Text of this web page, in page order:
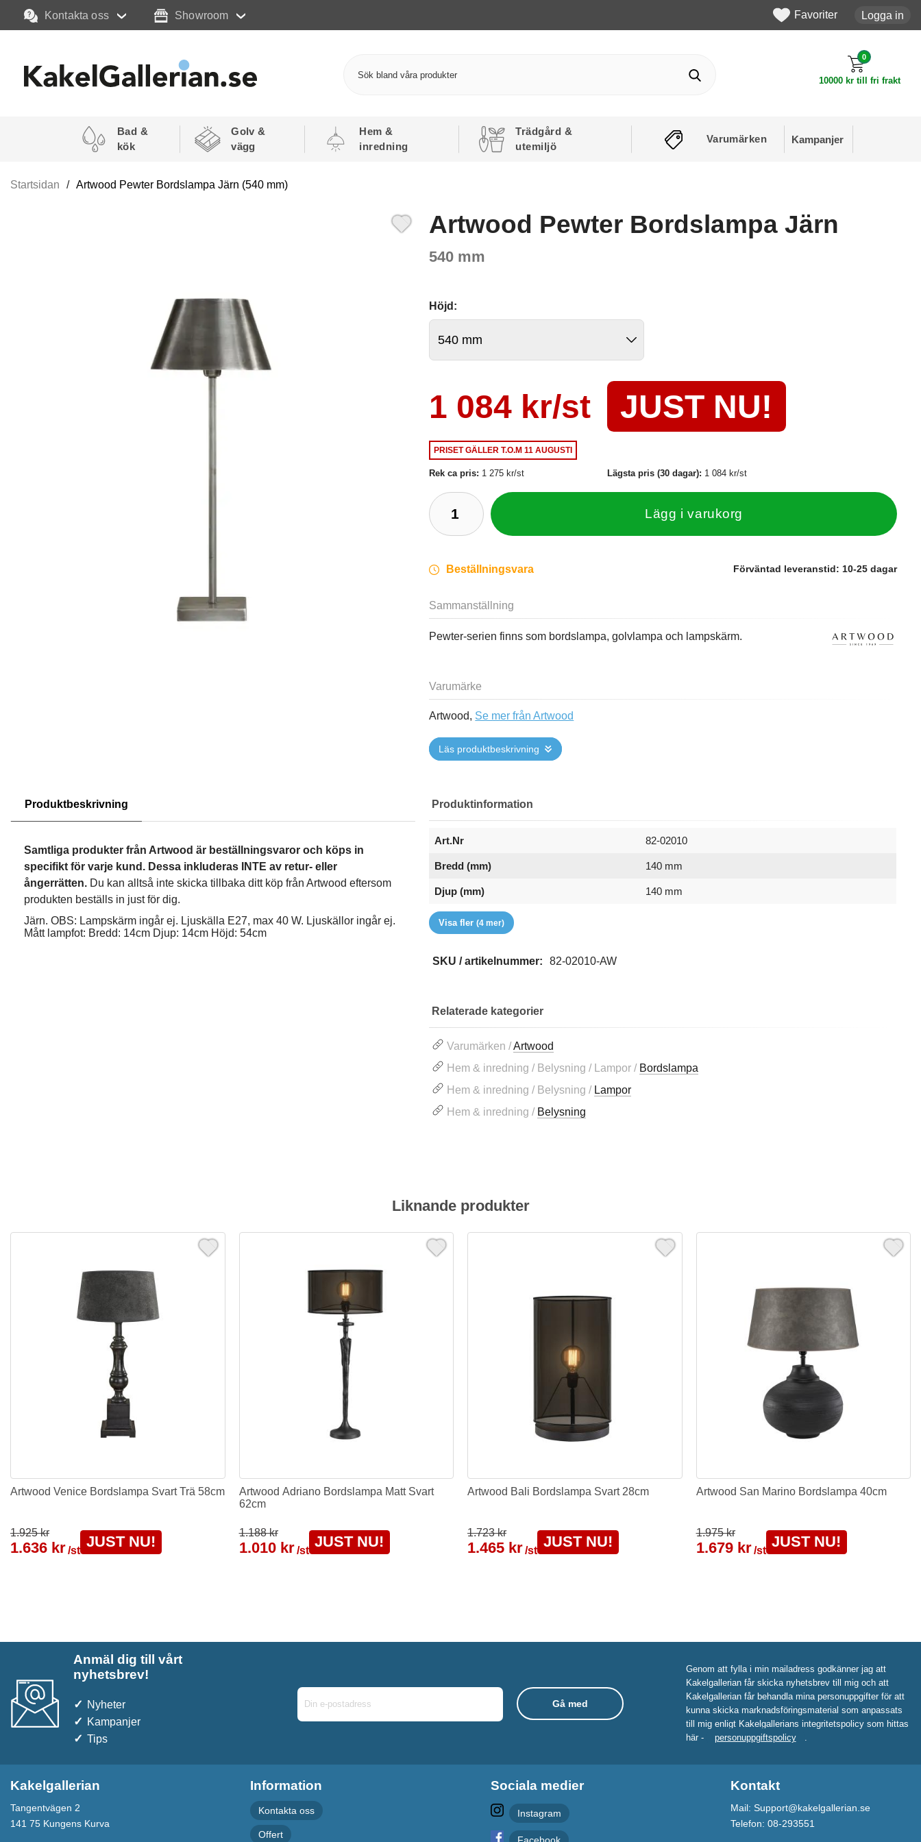
Kontakta oss Showroom Favoriter Logga in
0
10000 kr till fri frakt
Bad &
kök
Golv &
vägg
Hem &
inredning
Trädgård &
utemiljö
Varumärken Kampanjer
Startsidan Artwood Pewter Bordslampa Järn (540 mm)
Artwood Pewter Bordslampa Järn
540 mm
Höjd:
1 084 kr/st JUST NU!
PRISET GÄLLERT.O.M 11 AUGUSTI
Rek ca pris: 1 275 kr/st Lägsta pris (30 dagar): 1 084 kr/st
Lägg i varukorg
Beställningsvara Förväntad leveranstid: 10-25 dagar
Sammanställning
Pewter-serien finns som bordslampa, golvlampa och lampskärm.
Varumärke
Artwood, Se mer från Artwood
Läs produktbeskrivning
Produktbeskrivning
Samtliga produkter från Artwood är beställningsvaror och köps in
specifikt för varje kund. Dessa inkluderas INTE av retur- eller
ångerrätten. Du kan alltså inte skicka tillbaka ditt köp från Artwood eftersom
produkten beställs in just för dig.
Järn. OBS: Lampskärm ingår ej. Ljuskälla E27, max 40 W. Ljuskällor ingår ej.
Mått lampfot: Bredd: 14cm Djup: 14cm Höjd: 54cm
Produktinformation
Art.Nr 82-02010
Bredd (mm) 140 mm
Djup (mm)
140 mm
EAN
Höjd (mm)
RSK
Varumärke
Visa fler(4 mer)
SKU / artikelnummer: 82-02010-AW
Relaterade kategorier
Varumärken /Artwood
Hem & inredning / Belysning / Lampor / Bordslampa
Hem & inredning / Belysning / Lampor
Hem & inredning / Belysning
Liknande produkter
Artwood Venice Bordslampa Svart Trä 58cm
1.925 kr
1.636 kr/st
JUST NU!
Artwood Adriano Bordslampa Matt Svart
62cm
1.188 kr
1.010 kr /st
JUST NU!
Artwood Bali Bordslampa Svart 28cm
1.723 kr
1.465 kr/st
JUST NU!
Artwood San Marino Bordslampa 40cm
1.975 kr
1.679 kr /st
JUST NU!
Anmäl dig till vårt
nyhetsbrev!
Nyheter
Kampanjer
Tips
Genom att fylla i min mailadress godkänner jag att
Kakelgallerian får skicka nyhetsbrev till mig och att
Kakelgallerian får behandla mina personuppgifter för att
kunna skicka marknadsföringsmaterial som anpassats
till mig enligt Kakelgallerians integritetspolicy som hittas
här -
personuppgiftspolicy
Kakelgallerian
Tangentvägen 2
141 75 Kungens Kurva
Information
Kontakta oss
Offert
Sociala medier
Instagram
Kontakt
Mail: Support@kakelgallerian.se
Telefon: 08-293551